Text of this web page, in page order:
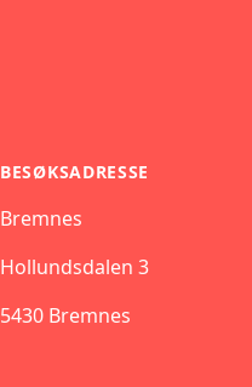
BESØKSADRESSE
Bremnes
Hollundsdalen 3
5430 Bremnes